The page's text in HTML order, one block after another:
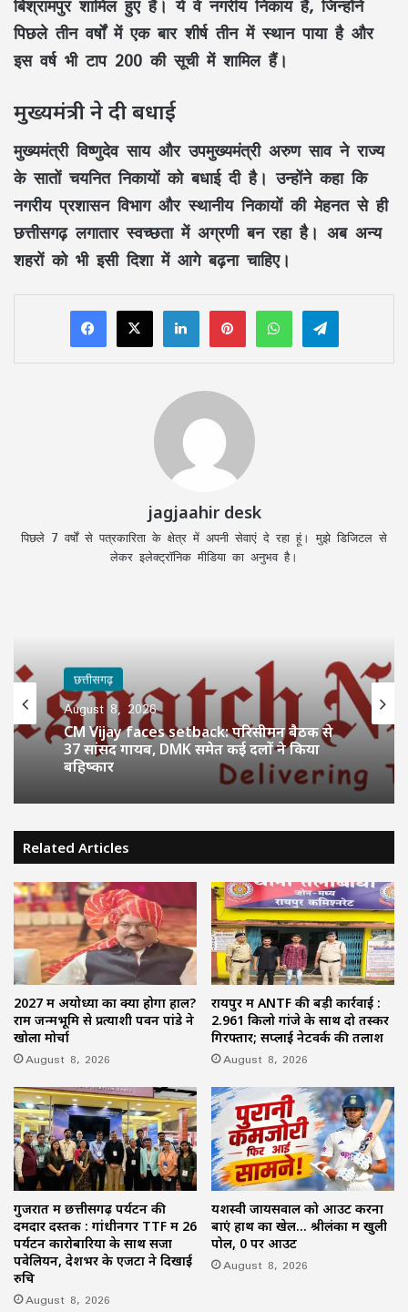
पिछले तीन वर्षों में एक बार शीर्ष तीन में स्थान पाया है और
इस वर्ष भी टाप 200 की सूची में शामिल हैं।
मुख्यमंत्री ने दी बधाई
मुख्यमंत्री विष्णुदेव साय और उपमुख्यमंत्री अरुण साव ने राज्य
के सातों चयनित निकायों को बधाई दी है। उन्होंने कहा कि
नगरीय प्रशासन विभाग और स्थानीय निकायों की मेहनत से ही
छत्तीसगढ़ लगातार स्वच्छता में अग्रणी बन रहा है। अब अन्य
शहरों को भी इसी दिशा में आगे बढ़ना चाहिए।
LinkedInPinterestWhatsAppTelegram
jagjaahir desk
पिछले 7 वर्षों से पत्रकारिता के क्षेत्र में अपनी सेवाएं दे रहा हूं। मुझे डिजिटल से
लेकर इलेक्ट्रॉनिक मीडिया का अनुभव है।
छत्तीसगढ़
August 8, 2026
CM Vijay faces setback: परिसीमन बैठक से
37 सांसद गायब, DMK समेत कई दलों ने किया
बहिष्कार
Related Articles
2027 में अयोध्या का क्या होगा हाल?
राम जन्मभूमि से प्रत्याशी पवन पांडे ने
खोला मोर्चा
August 8, 2026
रायपुर में ANTF की बड़ी कार्रवाई :
2.961 किलो गांजे के साथ दो तस्कर
गिरफ्तार; सप्लाई नेटवर्क की तलाश
August 8, 2026
गुजरात में छत्तीसगढ़ पर्यटन की
दमदार दस्तक : गांधीनगर TTF में 26
पर्यटन कारोबारियों के साथ सजा
पवेलियन, देशभर के एजेंटों ने दिखाई
रुचि
August 8, 2026
यशस्वी जायसवाल को आउट करना
बाएं हाथ का खेल… श्रीलंका में खुली
पोल, 0 पर आउट
August 8, 2026